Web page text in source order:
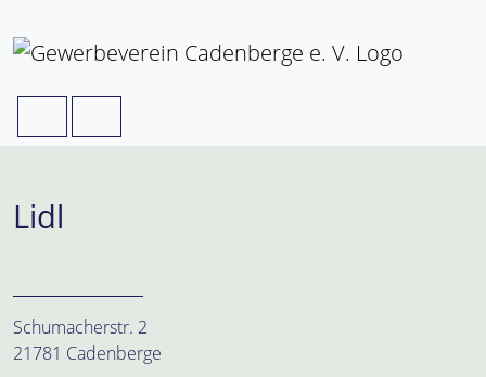
SearchMenu
Lidl
Schumacherstr. 2
21781 Cadenberge